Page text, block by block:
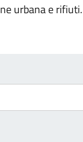
urbana e rifiuti.